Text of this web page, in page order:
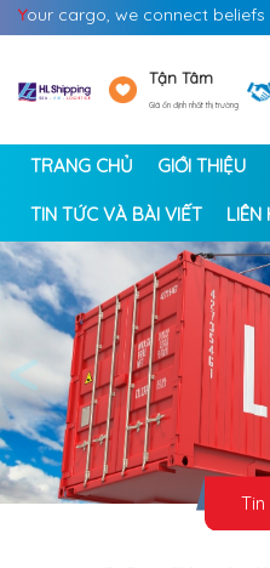
Your cargo, we connect beliefs
Tận Tâm
Giá ổn định nhất thị trường
TRANG CHỦ GIỚI THIỆU
TIN TỨC VÀ BÀI VIẾT LIÊN
<